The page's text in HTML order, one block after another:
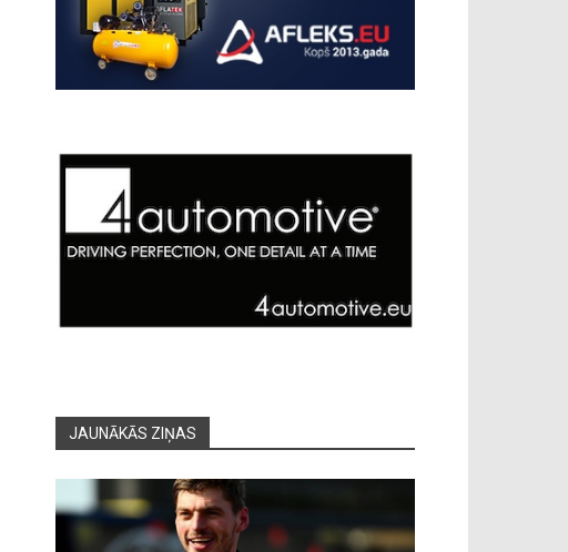
JAUNĀKĀS ZIŅAS